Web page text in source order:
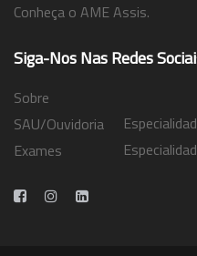
Conheça o AME Assis.
Siga-Nos Nas Redes
Sobre
SAU/Ouvidoria
Exames